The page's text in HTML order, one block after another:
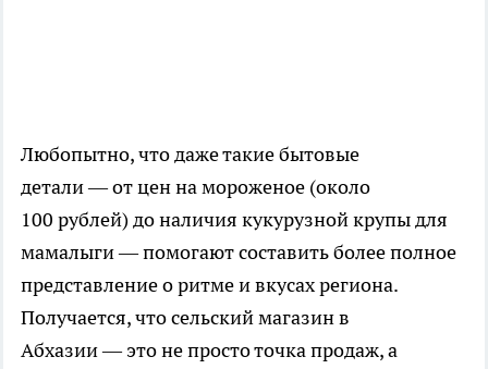
Любопытно, что даже такие бытовые
детали — от цен на мороженое (около
100 рублей) до наличия кукурузной крупы для
мамалыги — помогают составить более полное
представление о ритме и вкусах региона.
Получается, что сельский магазин в
Абхазии — это не просто точка продаж, а